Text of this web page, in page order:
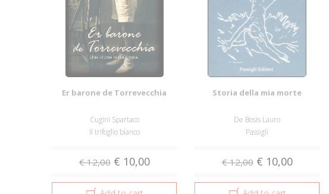
Er barone de Torrevecchia
Cugini Spartaco
Il trifoglio bianco
€ 12,00 € 10,00
Storia della mia morte
De Bosis Lauro
Passigli
€ 12,00 € 10,00